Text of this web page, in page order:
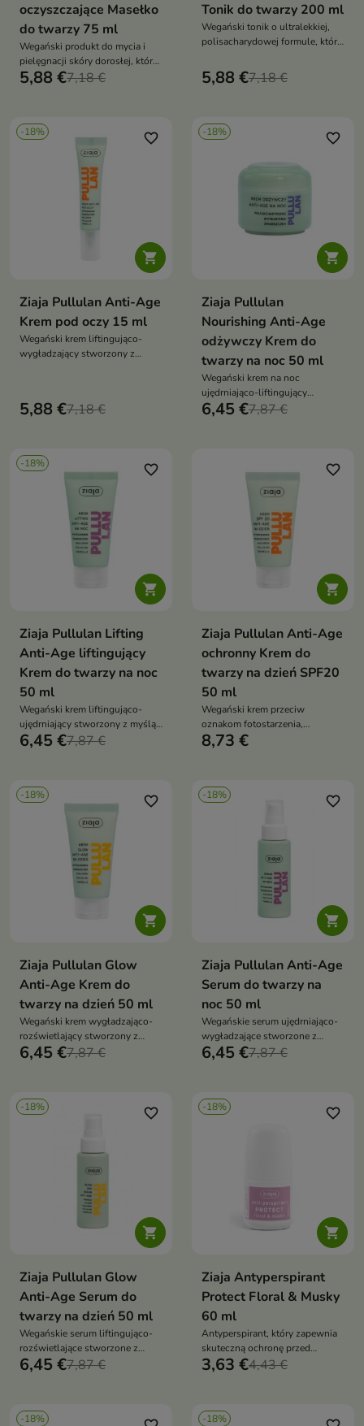
oczyszczające Masełko
do twarzy 75 ml
Wegański produkt do mycia i
pielęgnacji skóry dorosłej, który
delikatnie, a jednocześnie
pianę, usuwa nadmiar sebum i
makijaż, pozostawiając skórę
5,88 €7,18 €
Tonik do twarzy 200 ml
Wegański tonik o ultralekkiej,
polisacharydowej formule, który
wspiera komfort skóry. Formuła
z pullulanem,
Tremella fuciformis, gliceryną
roślinną, niacynamidem,
pomaga pozostawić skórę
5,88 €7,18 €
-18%

favorite_border
Ziaja Pullulan Anti-Age
Krem pod oczy 15 ml
Wegański krem liftingująco-
wygładzający stworzony z
poprawy jędrności. Formuła z
hialuronowym, ekstraktem z
Tremella fuciformis, ceramidami i
roślinnym cholesterolem
wspiera wygładzenie drobnych
zmarszczek, redukcję
widoczności „kurzych łapek”
oraz regenerację skóry
5,88 €7,18 €
-18%

favorite_border
Ziaja Pullulan
Nourishing Anti-Age
odżywczy Krem do
twarzy na noc 50 ml
Wegański krem na noc
ujędrniająco-liftingujący
stworzony z myślą o skórze
niskocząsteczkowym kwasem
hialuronowym, ekstraktem z
Tremella fuciformis, ceramidami,
roślinnym cholesterolem,
masłem shea i olejem canola
wspiera nocną odnowę skóry,
spłycenie zmarszczek oraz
6,45 €7,87 €
-18%

favorite_border
Ziaja Pullulan Lifting
Anti-Age liftingujący
Krem do twarzy na noc
50 ml
Wegański krem liftingująco-
ujędrniający stworzony z myślą
o skórze dorosłej, wiotkiej, o
6,45 €7,87 €

favorite_border
Ziaja Pullulan Anti-Age
ochronny Krem do
twarzy na dzień SPF20
50 ml
Wegański krem przeciw
oznakom fotostarzenia,
przeznaczony do skóry dorosłej,
8,73 €
-18%

favorite_border
Ziaja Pullulan Glow
Anti-Age Krem do
twarzy na dzień 50 ml
Wegański krem wygładzająco-
rozświetlający stworzony z
myślą o skórze dorosłej,
6,45 €7,87 €
-18%

favorite_border
Ziaja Pullulan Anti-Age
Serum do twarzy na
noc 50 ml
Wegańskie serum ujędrniająco-
wygładzające stworzone z
myślą o skórze dorosłej,
6,45 €7,87 €
-18%

favorite_border
Ziaja Pullulan Glow
Anti-Age Serum do
twarzy na dzień 50 ml
Wegańskie serum liftingująco-
rozświetlające stworzone z
myślą o skórze dorosłej,
6,45 €7,87 €
-18%

favorite_border
Ziaja Antyperspirant
Protect Floral & Musky
60 ml
Antyperspirant, który zapewnia
skuteczną ochronę przed
poceniem oraz przyjemny efekt
roślinną, kwasem
3,63 €4,43 €
-18% -18%